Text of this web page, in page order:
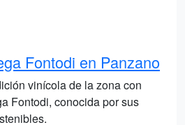
Fontodi en Panzano
vinícola de la zona con
Fontodi, conocida por sus